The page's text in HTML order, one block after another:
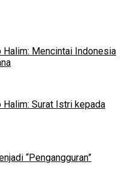
Halim: Mencintai Indonesia
Halim: Surat Istri kepada
“Pengangguran”